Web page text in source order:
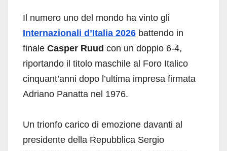
Il numero uno del mondo ha vinto gli
Internazionali d’Italia 2026 battendo in
finale Casper Ruud con un doppio 6-4,
riportando il titolo maschile al Foro Italico
cinquant’anni dopo l’ultima impresa firmata
Adriano Panatta nel 1976.
Un trionfo carico di emozione davanti al
presidente della Repubblica Sergio